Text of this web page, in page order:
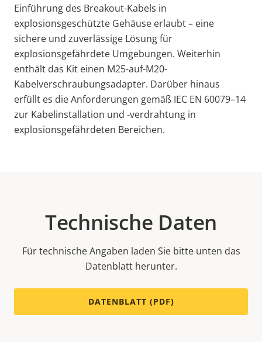
Einführung des Breakout-Kabels in
explosionsgeschützte Gehäuse erlaubt – eine
sichere und zuverlässige Lösung für
explosionsgefährdete Umgebungen. Weiterhin
enthält das Kit einen M25-auf-M20-
Kabelverschraubungsadapter. Darüber hinaus
erfüllt es die Anforderungen gemäß IEC EN 60079–14
zur Kabelinstallation und -verdrahtung in
explosionsgefährdeten Bereichen.
Technische Daten
Für technische Angaben laden Sie bitte unten das
Datenblatt herunter.
DATENBLATT (PDF)